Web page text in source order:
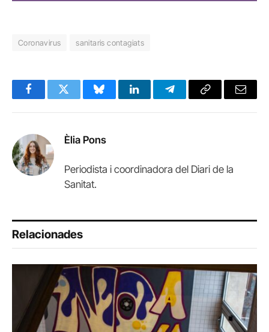
Coronavirus sanitaris contagiats
FacebookTwitter BlueskyLinkedInTelegramCopy
Email
Èlia Pons
Periodista i coordinadora del Diari de la
Sanitat.
Relacionades